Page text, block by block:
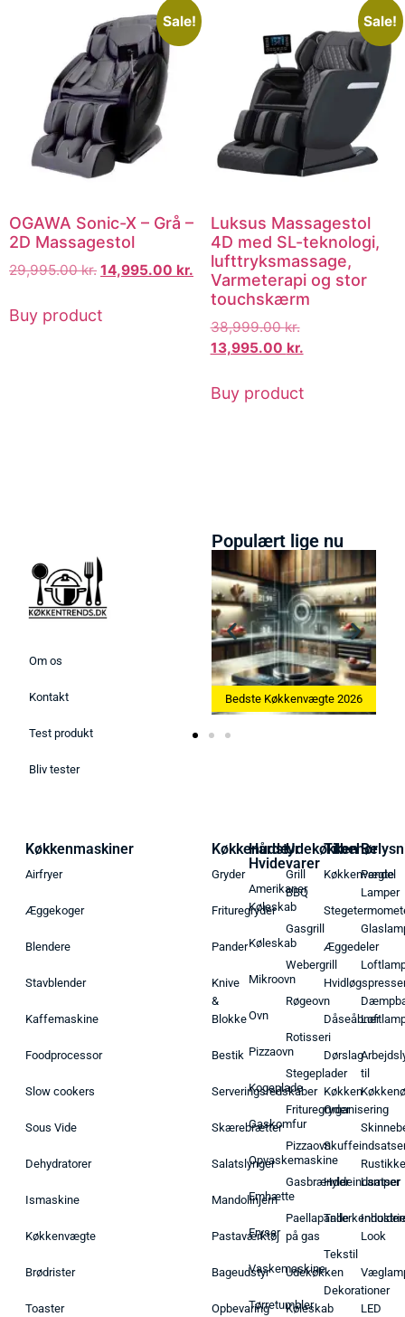
Sale!
OGAWA Sonic-X – Grå –
2D Massagestol
29,995.00kr. 14,995.00 kr.
Buy product
Sale!
Luksus Massagestol
4D med SL-teknologi,
lufttryksmassage,
Varmeterapi og stor
touchskærm
38,999.00kr.
13,995.00 kr.
Buy product
Om os
Kontakt
Test produkt
Bliv tester
Populært lige nu
Bedste Køkkenvægte 2026 Bedste Æggekoger 2026
Køkkenmaskiner
Airfryer
Æggekoger
Blendere
Stavblender
Kaffemaskine
Foodprocessor
Slow cookers
Sous Vide
Dehydratorer
Ismaskine
Køkkenvægte
Brødrister
Toaster
Køkkenudstyr
Gryder
Frituregryder
Pander
Knive
&
Blokke
Bestik
Serveringsredskaber
Skærebrætter
Salatslynger
Mandolinjern
Pastaværktøj
Bageudstyr
Opbevaring
Hårde
Hvidevarer
Amerikaner
Køleskab
Køleskab
Mikroovn
Ovn
Pizzaovn
Kogeplade
Gaskomfur
Opvaskemaskine
Emhætte
Fryser
Vaskemaskine
Tørretumbler
Udekøkken
Grill
BBQ
Gasgrill
Webergrill
Røgeovn
Rotisseri
Stegeplader
Frituregryder
Pizzaovn
Gasbrænder
Paellapande
på gas
Udekøkken
Køleskab
Tilbehør
Køkkenvægte
Æggedeler
Dåseåbner
Dørslag
Køkken
Organisering
Hyldeindsatser
Tekstil
Dekorationer
Pendel
Lamper
til
Rustikke
Lamper
Look
LED